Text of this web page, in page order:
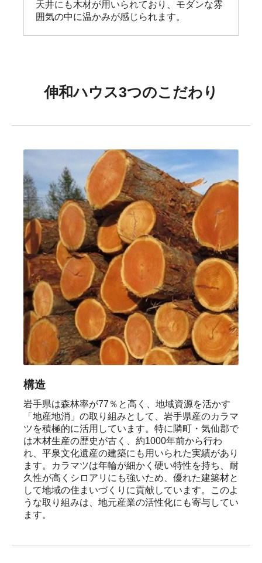
天井にも木材が用いられており、モダンな雰
囲気の中に温かみが感じられます。
伸和ハウス3つのこだわり
構造
岩手県は森林率が77％と高く、地域資源を活かす
「地産地消」の取り組みとして、岩手県産のカラマ
ツを積極的に活用しています。特に隣町・気仙郡で
は木材生産の歴史が古く、約1000年前から行わ
れ、平泉文化遺産の建築にも用いられた実績があり
ます。カラマツは年輪が細かく硬い特性を持ち、耐
久性が高くシロアリにも強いため、優れた建築材と
して地域の住まいづくりに貢献しています。このよ
うな取り組みは、地元産業の活性化にも寄与してい
ます。